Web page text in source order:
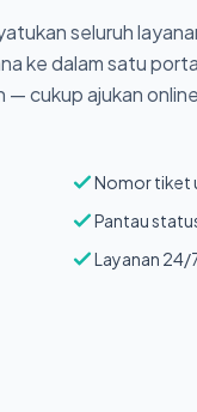
seluruh
ke dalam satu
— cukup ajukan
Nomor tiket
Pantau
Layanan 24/